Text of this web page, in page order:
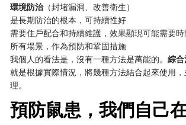
環境防治（封堵漏洞、改善衛生）
是長期防治的根本，可持續性好
需要住戶配合和持續維護，效果顯現可能需要時
所有場景，作為預防和鞏固措施
我個人的看法是，沒有一種方法是萬能的。綜
就是根據實際情況，將幾種方法結合起來使用
理。
預防鼠患，我們自己